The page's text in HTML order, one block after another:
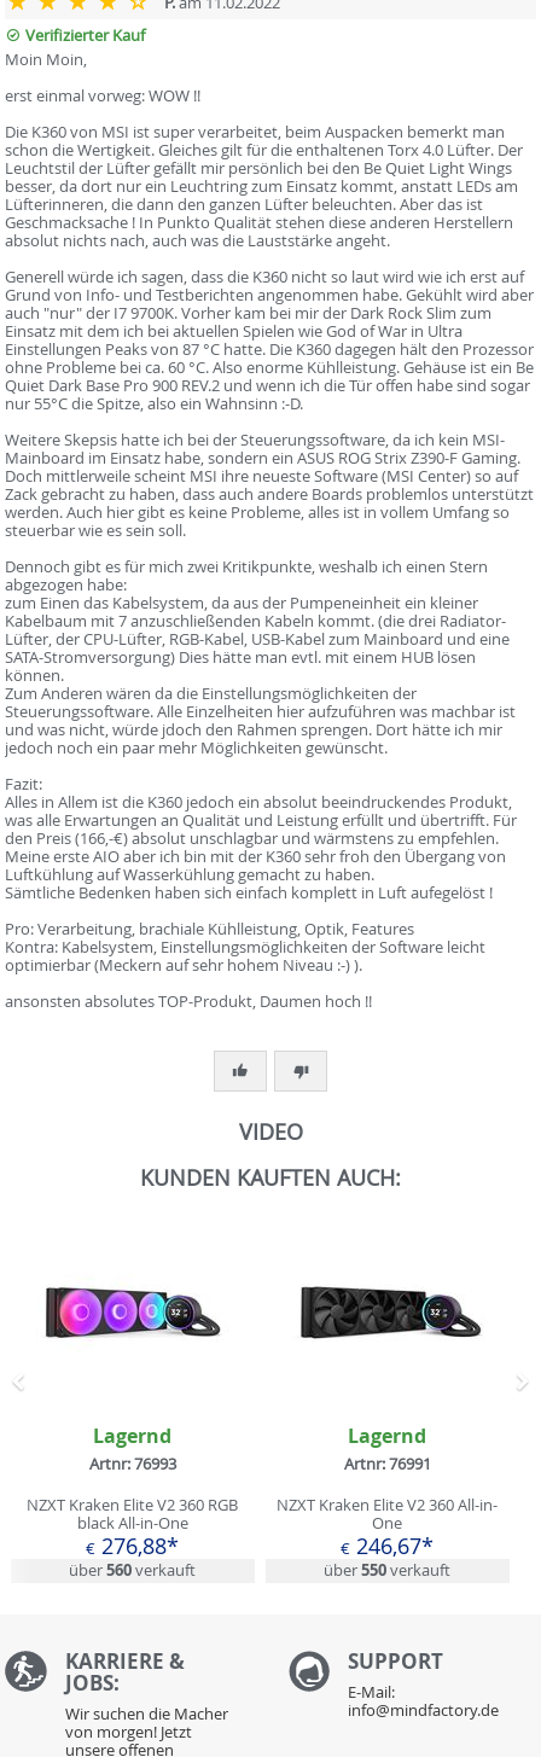
Verifizierter Kauf
Moin Moin,
erst einmal vorweg: WOW !!
Die K360 von MSI ist super verarbeitet, beim Auspacken bemerkt man
schon die Wertigkeit. Gleiches gilt für die enthaltenen Torx 4.0 Lüfter. Der
Leuchtstil der Lüfter gefällt mir persönlich bei den Be Quiet Light Wings
besser, da dort nur ein Leuchtring zum Einsatz kommt, anstatt LEDs am
Lüfterinneren, die dann den ganzen Lüfter beleuchten. Aber das ist
Geschmacksache ! In Punkto Qualität stehen diese anderen Herstellern
absolut nichts nach, auch was die Lauststärke angeht.
Generell würde ich sagen, dass die K360 nicht so laut wird wie ich erst auf
Grund von Info- und Testberichten angenommen habe. Gekühlt wird aber
auch "nur" der I7 9700K. Vorher kam bei mir der Dark Rock Slim zum
Einsatz mit dem ich bei aktuellen Spielen wie God of War in Ultra
Einstellungen Peaks von 87 °C hatte. Die K360 dagegen hält den Prozessor
ohne Probleme bei ca. 60 °C. Also enorme Kühlleistung. Gehäuse ist ein Be
Quiet Dark Base Pro 900 REV.2 und wenn ich die Tür offen habe sind sogar
nur 55°C die Spitze, also ein Wahnsinn :-D.
Weitere Skepsis hatte ich bei der Steuerungssoftware, da ich kein MSI-
Mainboard im Einsatz habe, sondern ein ASUS ROG Strix Z390-F Gaming.
Doch mittlerweile scheint MSI ihre neueste Software (MSI Center) so auf
Zack gebracht zu haben, dass auch andere Boards problemlos unterstützt
werden. Auch hier gibt es keine Probleme, alles ist in vollem Umfang so
steuerbar wie es sein soll.
Dennoch gibt es für mich zwei Kritikpunkte, weshalb ich einen Stern
abgezogen habe:
zum Einen das Kabelsystem, da aus der Pumpeneinheit ein kleiner
Kabelbaum mit 7 anzuschließenden Kabeln kommt. (die drei Radiator-
Lüfter, der CPU-Lüfter, RGB-Kabel, USB-Kabel zum Mainboard und eine
SATA-Stromversorgung) Dies hätte man evtl. mit einem HUB lösen
können.
Zum Anderen wären da die Einstellungsmöglichkeiten der
Steuerungssoftware. Alle Einzelheiten hier aufzuführen was machbar ist
und was nicht, würde jdoch den Rahmen sprengen. Dort hätte ich mir
jedoch noch ein paar mehr Möglichkeiten gewünscht.
Fazit:
Alles in Allem ist die K360 jedoch ein absolut beeindruckendes Produkt,
was alle Erwartungen an Qualität und Leistung erfüllt und übertrifft. Für
den Preis (166,-€) absolut unschlagbar und wärmstens zu empfehlen.
Meine erste AIO aber ich bin mit der K360 sehr froh den Übergang von
Luftkühlung auf Wasserkühlung gemacht zu haben.
Sämtliche Bedenken haben sich einfach komplett in Luft aufegelöst !
Pro: Verarbeitung, brachiale Kühlleistung, Optik, Features
Kontra: Kabelsystem, Einstellungsmöglichkeiten der Software leicht
optimierbar (Meckern auf sehr hohem Niveau :-) ).
ansonsten absolutes TOP-Produkt, Daumen hoch !!
VIDEO
KUNDEN KAUFTEN AUCH:
Lagernd
Artnr: 76993
NZXT Kraken Elite V2 360 RGB
black All-in-One
€ 276,88*
über560verkauft
Lagernd
Artnr: 76991
NZXT Kraken Elite V2 360 All-in-
One
€ 246,67*
über550verkauft
Zurück
KARRIERE &
JOBS:
Wir suchen die Macher
von morgen! Jetzt
unsere offenen
SUPPORT
E-Mail:
info@mindfactory.de